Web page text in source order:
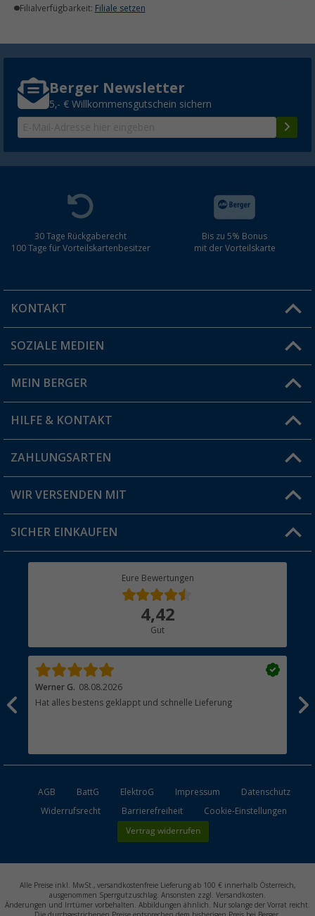
Filialverfügbarkeit: Filiale setzen
Berger Newsletter
5,- € Willkommensgutschein sichern
30 Tage Rückgaberecht
100 Tage für Vorteilskartenbesitzer
Bis zu 5% Bonus
mit der Vorteilskarte
KONTAKT
Du hast eine Frage?
Filiale finden
SOZIALE MEDIEN
MEIN BERGER
Vorteilskarte
Blog
Jobs & Karriere
HILFE & KONTAKT
FAQ & Kontakt
Versandinformationen
Rücksendung
ZAHLUNGSARTEN
WIR VERSENDEN MIT
SICHER EINKAUFEN
Eure Bewertungen
4,42
Gut
Werner G. 08.08.2026
Hat alles bestens geklappt und schnelle Lieferung
AGB BattG ElektroG Impressum
Datenschutz
Widerrufsrecht
Barrierefreiheit Cookie-Einstellungen
Vertrag widerrufen
Alle Preise inkl. MwSt., versandkostenfreie Lieferung ab 100 € innerhalb Österreich,
ausgenommen Sperrgutzuschlag. Ansonsten zzgl. Versandkosten.
Änderungen und Irrtümer vorbehalten. Abbildungen ähnlich. Nur solange der Vorrat reicht.